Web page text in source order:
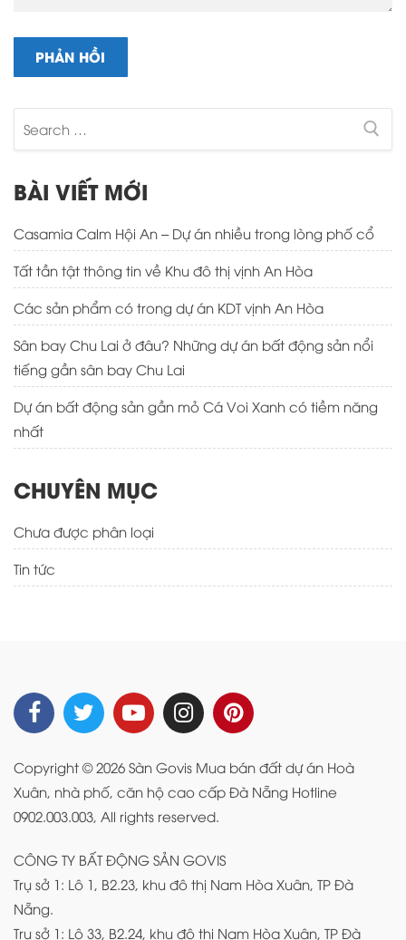
BÀI VIẾT MỚI
Casamia Calm Hội An – Dự án nhiều trong lòng phố cổ
Tất tần tật thông tin về Khu đô thị vịnh An Hòa
Các sản phẩm có trong dự án KDT vịnh An Hòa
Sân bay Chu Lai ở đâu? Những dự án bất động sản nổi
tiếng gần sân bay Chu Lai
Dự án bất động sản gần mỏ Cá Voi Xanh có tiềm năng
nhất
CHUYÊN MỤC
Chưa được phân loại
Tin tức
Copyright © 2026 Sàn Govis Mua bán đất dự án Hoà
Xuân, nhà phố, căn hộ cao cấp Đà Nẵng Hotline
0902.003.003, All rights reserved.
CÔNG TY BẤT ĐỘNG SẢN GOVIS
Trụ sở 1: Lô 1, B2.23, khu đô thị Nam Hòa Xuân, TP Đà
Nẵng.
Trụ sở 1: Lô 33, B2.24, khu đô thị Nam Hòa Xuân, TP Đà